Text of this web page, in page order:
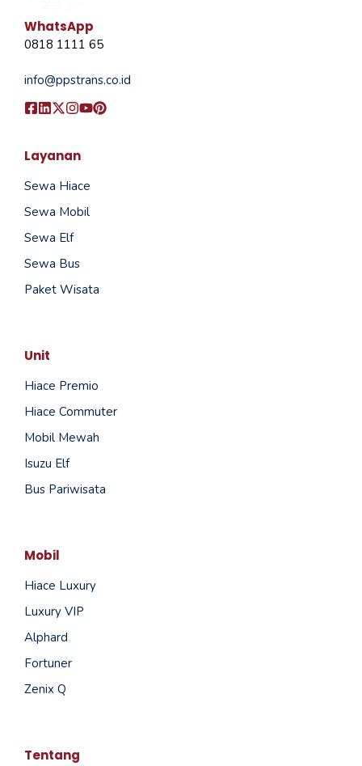
WhatsApp
0818 1111 65
info@ppstrans.co.id
Layanan
Sewa Hiace
Sewa Mobil
Sewa Elf
Sewa Bus
Paket Wisata
Unit
Hiace Premio
Hiace Commuter
Mobil Mewah
Isuzu Elf
Bus Pariwisata
Mobil
Hiace Luxury
Luxury VIP
Alphard
Fortuner
Zenix Q
Tentang